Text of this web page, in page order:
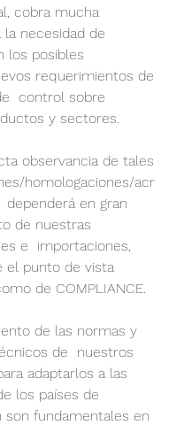
cobra mucha
la necesidad de
los posibles
requerimientos de
control sobre
y sectores.
observancia de tales
homologaciones/acr
dependerá en gran
de nuestras
e  importaciones,
el punto de vista
de COMPLIANCE.
de las normas y
de  nuestros
adaptarlos a las
los países de
son fundamentales en